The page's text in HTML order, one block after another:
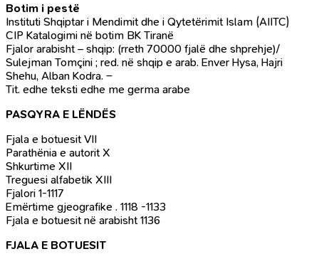
Botim i pestë
Instituti Shqiptar i Mendimit dhe i Qytetërimit Islam (AIITC)
CIP Katalogimi në botim BK Tiranë
Fjalor arabisht – shqip: (rreth 70000 fjalë dhe shprehje)/
Sulejman Tomçini ; red. në shqip e arab. Enver Hysa, Hajri
Shehu, Alban Kodra. –
Tit. edhe teksti edhe me germa arabe
PASQYRA E LËNDËS
Fjala e botuesit VII
Parathënia e autorit X
Shkurtime XII
Treguesi alfabetik XIII
Fjalori 1-1117
Emërtime gjeografike . 1118 -1133
Fjala e botuesit në arabisht 1136
FJALA E BOTUESIT